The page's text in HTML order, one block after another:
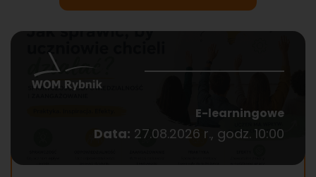
E-learningowe
Data: 27.08.2026 r., godz. 10:00